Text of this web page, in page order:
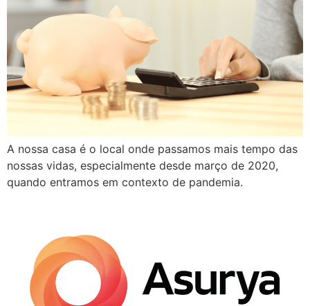
A nossa casa é o local onde passamos mais tempo das
nossas vidas, especialmente desde março de 2020,
quando entramos em contexto de pandemia.